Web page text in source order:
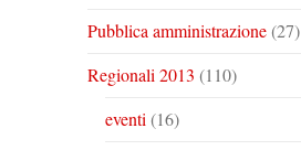
Pubblica amministrazione(27)
Regionali 2013 (110)
eventi (16)